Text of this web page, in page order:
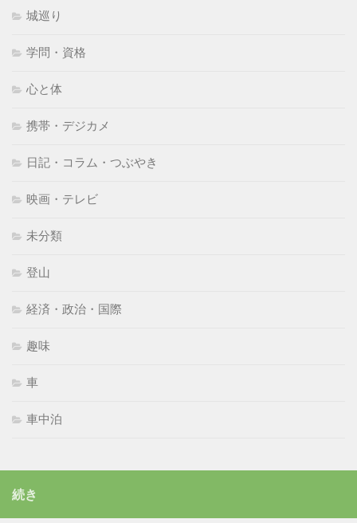
城巡り
学問・資格
心と体
携帯・デジカメ
日記・コラム・つぶやき
映画・テレビ
未分類
登山
経済・政治・国際
趣味
車
車中泊
続き